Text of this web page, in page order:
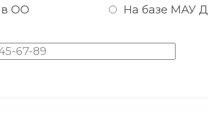
в ОО
На базе МАУ